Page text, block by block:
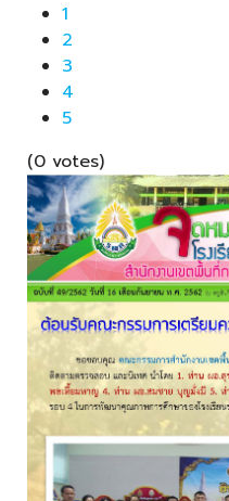
1
2
3
4
5
(0 votes)